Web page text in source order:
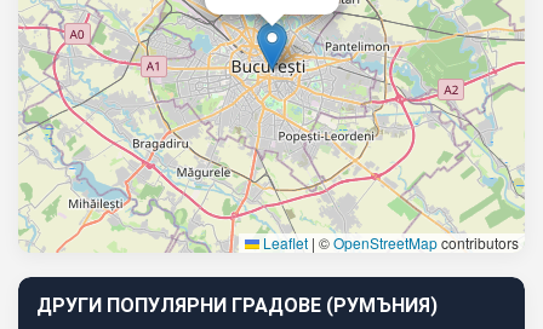
Leaflet | ©OpenStreetMapcontributors
ДРУГИ ПОПУЛЯРНИ ГРАДОВЕ (РУМЪНИЯ)